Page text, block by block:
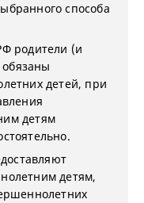
способа
родители (и
детей, при
детям
детям,